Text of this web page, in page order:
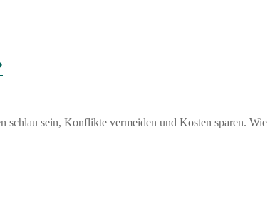
schlau sein, Konflikte vermeiden und Kosten sparen. Wie